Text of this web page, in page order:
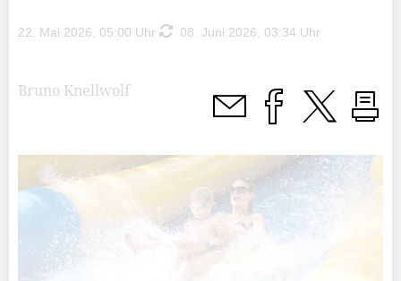
22. Mai 2026, 05:00 Uhr 08. Juni 2026, 03:34 Uhr
Bruno Knellwolf